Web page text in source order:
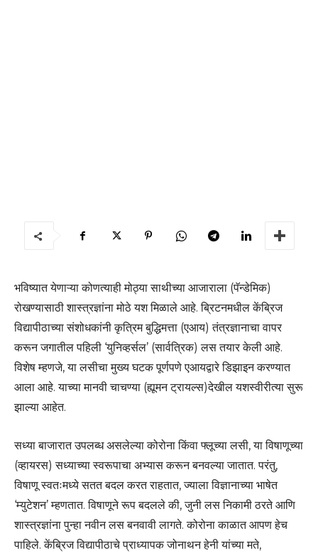
भविष्यात येणाऱ्या कोणत्याही मोठ्या साथीच्या आजाराला (पॅन्डेमिक)
रोखण्यासाठी शास्त्रज्ञांना मोठे यश मिळाले आहे. ब्रिटनमधील केंब्रिज
विद्यापीठाच्या संशोधकांनी कृत्रिम बुद्धिमत्ता (एआय) तंत्रज्ञानाचा वापर
करून जगातील पहिली ‘युनिव्हर्सल’ (सार्वत्रिक) लस तयार केली आहे.
विशेष म्हणजे, या लसीचा मुख्य घटक पूर्णपणे एआयद्वारे डिझाइन करण्यात
आला आहे. याच्या मानवी चाचण्या (ह्यूमन ट्रायल्स)देखील यशस्वीरीत्या सुरू
झाल्या आहेत.
सध्या बाजारात उपलब्ध असलेल्या कोरोना किंवा फ्लूच्या लसी, या विषाणूच्या
(व्हायरस) सध्याच्या स्वरूपाचा अभ्यास करून बनवल्या जातात. परंतु,
विषाणू स्वतःमध्ये सतत बदल करत राहतात, ज्याला विज्ञानाच्या भाषेत
‘म्युटेशन’ म्हणतात. विषाणूने रूप बदलले की, जुनी लस निकामी ठरते आणि
शास्त्रज्ञांना पुन्हा नवीन लस बनवावी लागते. कोरोना काळात आपण हेच
पाहिले. केंब्रिज विद्यापीठाचे प्राध्यापक जोनाथन हेनी यांच्या मते,